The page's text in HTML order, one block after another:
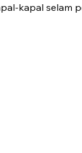
kapal selam